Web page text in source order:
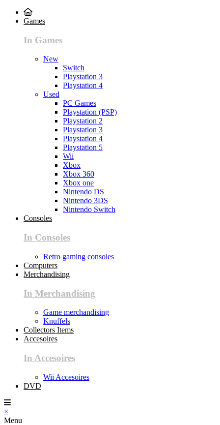
Games
In Games
New
Switch
Playstation 3
Playstation 4
Used
PC Games
Playstation (PSP)
Playstation 2
Playstation 3
Playstation 4
Playstation 5
Wii
Xbox
Xbox 360
Xbox one
Nintendo DS
Nintendo 3DS
Nintendo Switch
Consoles
In Consoles
Retro gaming consoles
Computers
Merchandising
In Merchandising
Game merchandising
Knuffels
Collectors Items
Accesoires
In Accesoires
Wii Accesoires
DVD
×
Menu